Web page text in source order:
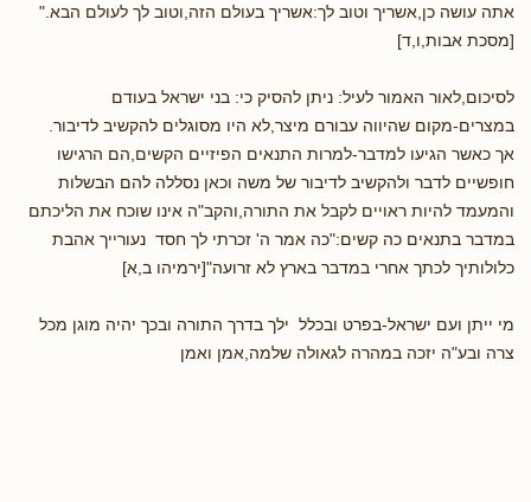
אתה עושה כן,אשריך וטוב לך:אשריך בעולם הזה,וטוב לך לעולם הבא."
[מסכת אבות,ו,ד]
לסיכום,לאור האמור לעיל: ניתן להסיק כי: בני ישראל בעודם
במצרים-מקום שהיווה עבורם מיצר,לא היו מסוגלים להקשיב לדיבור.
אך כאשר הגיעו למדבר-למרות התנאים הפיזיים הקשים,הם הרגישו
חופשיים לדבר ולהקשיב לדיבור של משה וכאן נסללה להם הבשלות
והמעמד להיות ראויים לקבל את התורה,והקב"ה אינו שוכח את הליכתם
במדבר בתנאים כה קשים:"כה אמר ה' זכרתי לך חסד נעורייך אהבת
כלולותיך לכתך אחרי במדבר בארץ לא זרועה"[ירמיהו ב,א]
מי ייתן ועם ישראל-בפרט ובכלל ילך בדרך התורה ובכך יהיה מוגן מכל
צרה ובע"ה יזכה במהרה לגאולה שלמה,אמן ואמן